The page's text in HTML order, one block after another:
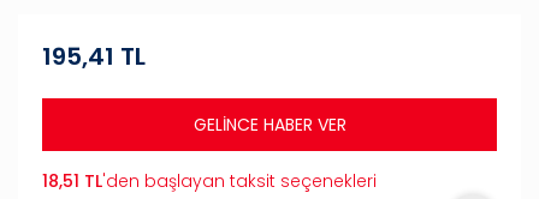
195,41 TL
GELİNCE HABER VER
18,51 TL'den başlayan taksit seçenekleri